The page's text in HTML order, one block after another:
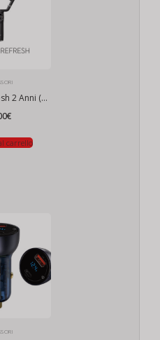
DJI Care Refresh 2 Anni (Osmo Mobile 6)
€
carrello